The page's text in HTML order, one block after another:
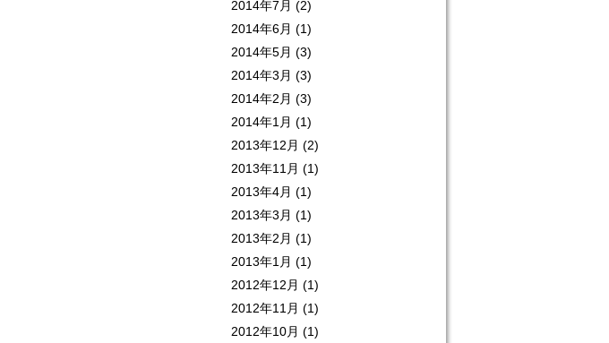
2014年7月 (2)
2014年6月 (1)
2014年5月 (3)
2014年3月 (3)
2014年2月 (3)
2014年1月 (1)
2013年12月 (2)
2013年11月 (1)
2013年4月 (1)
2013年3月 (1)
2013年2月 (1)
2013年1月 (1)
2012年12月 (1)
2012年11月 (1)
2012年10月 (1)